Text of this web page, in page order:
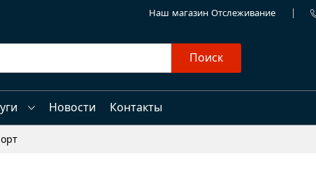
Наш магазин Отслеживание
Поиск
Новости
Контакты